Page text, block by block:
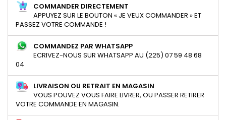
COMMANDER DIRECTEMENT
APPUYEZ SUR LE BOUTON « JE VEUX COMMANDER » ET
PASSEZ VOTRE COMMANDE !
COMMANDEZ PAR WHATSAPP
ECRIVEZ-NOUS SUR WHATSAPP AU (225) 07 59 48 68
04
LIVRAISON OU RETRAIT EN MAGASIN
VOUS POUVEZ VOUS FAIRE LIVRER, OU PASSER RETIRER
VOTRE COMMANDE EN MAGASIN.